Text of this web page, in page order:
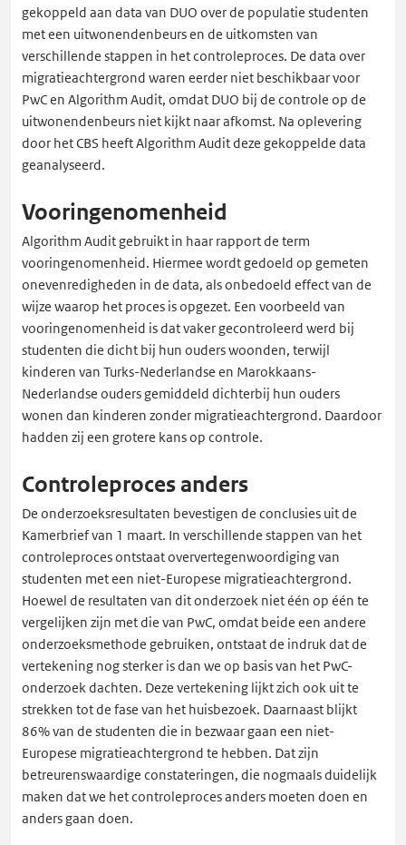
gekoppeld aan data van DUO over de populatie studenten
met een uitwonendenbeurs en de uitkomsten van
verschillende stappen in het controleproces. De data over
migratieachtergrond waren eerder niet beschikbaar voor
PwC en Algorithm Audit, omdat DUO bij de controle op de
uitwonendenbeurs niet kijkt naar afkomst. Na oplevering
door het CBS heeft Algorithm Audit deze gekoppelde data
geanalyseerd.
Vooringenomenheid
Algorithm Audit gebruikt in haar rapport de term
vooringenomenheid. Hiermee wordt gedoeld op gemeten
onevenredigheden in de data, als onbedoeld effect van de
wijze waarop het proces is opgezet. Een voorbeeld van
vooringenomenheid is dat vaker gecontroleerd werd bij
studenten die dicht bij hun ouders woonden, terwijl
kinderen van Turks-Nederlandse en Marokkaans-
Nederlandse ouders gemiddeld dichterbij hun ouders
wonen dan kinderen zonder migratieachtergrond. Daardoor
hadden zij een grotere kans op controle.
Controleproces anders
De onderzoeksresultaten bevestigen de conclusies uit de
Kamerbrief van 1 maart. In verschillende stappen van het
controleproces ontstaat oververtegenwoordiging van
studenten met een niet-Europese migratieachtergrond.
Hoewel de resultaten van dit onderzoek niet één op één te
vergelijken zijn met die van PwC, omdat beide een andere
onderzoeksmethode gebruiken, ontstaat de indruk dat de
vertekening nog sterker is dan we op basis van het PwC-
onderzoek dachten. Deze vertekening lijkt zich ook uit te
strekken tot de fase van het huisbezoek. Daarnaast blijkt
86% van de studenten die in bezwaar gaan een niet-
Europese migratieachtergrond te hebben. Dat zijn
betreurenswaardige constateringen, die nogmaals duidelijk
maken dat we het controleproces anders moeten doen en
anders gaan doen.